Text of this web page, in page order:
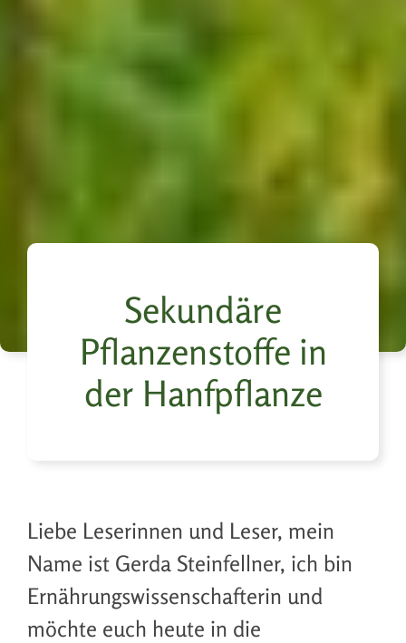
Sekundäre
Pflanzenstoffe in
der Hanfpflanze
Liebe Leserinnen und Leser, mein
Name ist Gerda Steinfellner, ich bin
Ernährungswissenschafterin und
möchte euch heute in die